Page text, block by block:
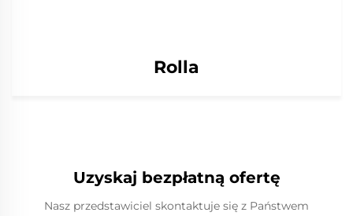
Rolla
Uzyskaj bezpłatną ofertę
Nasz przedstawiciel skontaktuje się z Państwem